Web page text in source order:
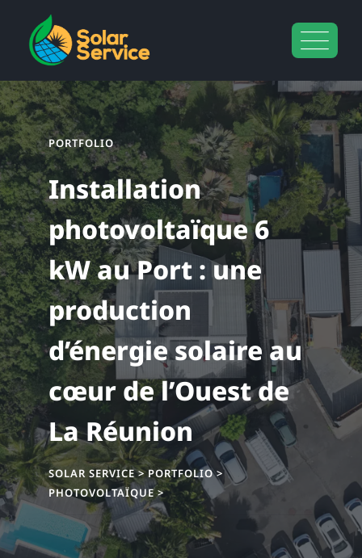
principal
content
PORTFOLIO
Installation
photovoltaïque 6
kW au Port : une
production
d’énergie solaire au
cœur de l’Ouest de
La Réunion
SOLAR SERVICE>PORTFOLIO>
PHOTOVOLTAÏQUE>